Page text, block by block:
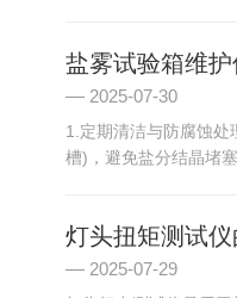
盐雾试验箱维
2025-07-30
1.定期清洁与防腐蚀
槽)，避免盐分结晶堵
灯头扭矩测试仪
2025-07-29